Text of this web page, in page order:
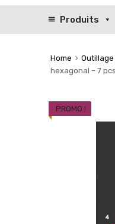
Produits
Home
hexagonal – 7
PROMO !